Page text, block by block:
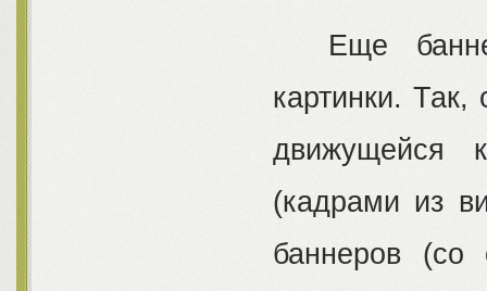
Еще
картинки.
движущейся
(кадрами из
баннеров (со